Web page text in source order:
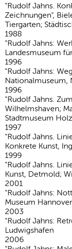
"Rudolf Jahns.
Zeichnungen",
Tiergarten;
1988
"Rudolf Jahns:
Landesmuseum
1996
"Rudolf Jahns:
Nationalmuseum,
1996
"Rudolf Jahns.
Wilhelmshaven;
Stadtmuseum
1997
"Rudolf Jahns.
Konkrete Kunst,
1999
"Rudolf Jahns.
Kunst, Detmold;
2001
"Rudolf Jahns:
Museum Hannover
2003
"Rudolf Jahns:
Ludwigshafen
2006